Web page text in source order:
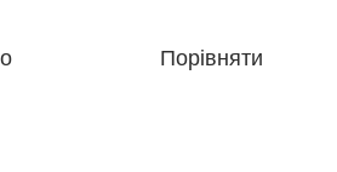
Порівняти